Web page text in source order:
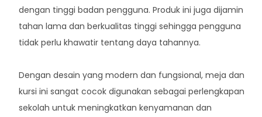
dengan tinggi badan pengguna. Produk ini juga dijamin
tahan lama dan berkualitas tinggi sehingga pengguna
tidak perlu khawatir tentang daya tahannya.
Dengan desain yang modern dan fungsional, meja dan
kursi ini sangat cocok digunakan sebagai perlengkapan
sekolah untuk meningkatkan kenyamanan dan